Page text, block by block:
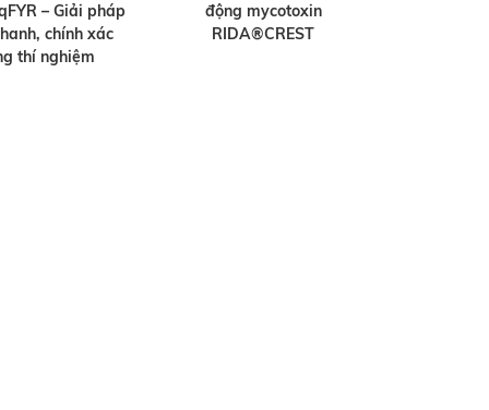
– Giải pháp
chính xác
thí nghiệm
động mycotoxin
RIDA®CREST